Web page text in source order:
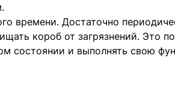
времени. Достаточно
короб от загрязнений. Это
состоянии и выполнять свою